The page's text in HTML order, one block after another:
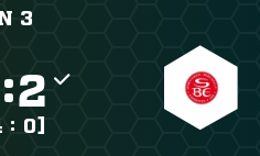
3
:
: 0]